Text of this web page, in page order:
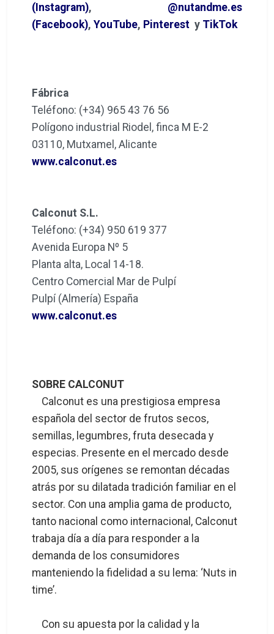
(Instagram), @nutandme.es
(Facebook), YouTube, Pinterest y TikTok
Fábrica
Teléfono: (+34) 965 43 76 56
Polígono industrial Riodel, finca M E-2
03110, Mutxamel, Alicante
www.calconut.es
Calconut S.L.
Teléfono: (+34) 950 619 377
Avenida Europa Nº 5
Planta alta, Local 14-18.
Centro Comercial Mar de Pulpí
Pulpí (Almería) España
www.calconut.es
SOBRE CALCONUT
Calconut es una prestigiosa empresa
española del sector de frutos secos,
semillas, legumbres, fruta desecada y
especias. Presente en el mercado desde
2005, sus orígenes se remontan décadas
atrás por su dilatada tradición familiar en el
sector. Con una amplia gama de producto,
tanto nacional como internacional, Calconut
trabaja día a día para responder a la
demanda de los consumidores
manteniendo la fidelidad a su lema: ‘Nuts in
time’.
Con su apuesta por la calidad y la